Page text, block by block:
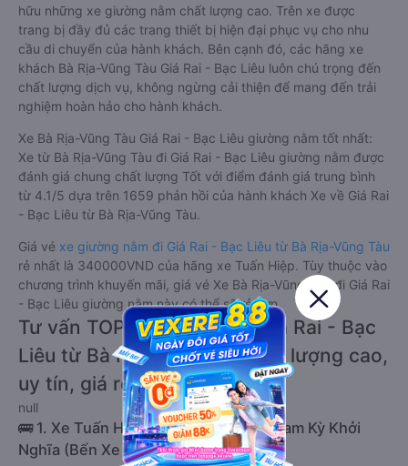
hữu những xe giường nằm chất lượng cao. Trên xe được
trang bị đầy đủ các trang thiết bị hiện đại phục vụ cho nhu
cầu di chuyển của hành khách. Bên cạnh đó, các hãng xe
khách Bà Rịa-Vũng Tàu Giá Rai - Bạc Liêu luôn chú trọng đến
chất lượng dịch vụ, không ngừng cải thiện để mang đến trải
nghiệm hoàn hảo cho hành khách.
Xe Bà Rịa-Vũng Tàu Giá Rai - Bạc Liêu giường nằm tốt nhất:
Xe từ Bà Rịa-Vũng Tàu đi Giá Rai - Bạc Liêu giường nằm được
đánh giá chung chất lượng Tốt với điểm đánh giá trung bình
từ 4.1/5 dựa trên 1659 phản hồi của hành khách Xe về Giá Rai
- Bạc Liêu từ Bà Rịa-Vũng Tàu.
Giá vé xe giường nằm đi Giá Rai - Bạc Liêu từ Bà Rịa-Vũng Tàu
rẻ nhất là 340000VND của hãng xe Tuấn Hiệp. Tùy thuộc vào
chương trình khuyến mãi, giá vé Xe Bà Rịa-Vũng Tàu đi Giá Rai
- Bạc Liêu giường nằm này có thể sẽ rẻ hơn.
Tư vấn TOP 1 xe khách đi Giá Rai - Bạc
Liêu từ Bà Rịa-Vũng Tàu chất lượng cao,
uy tín, giá rẻ nhất 08/2026
null
🚌 1. Xe Tuấn Hiệp khởi hành tại 192 Nam Kỳ Khởi
Nghĩa (Bến Xe Vũng Tàu)